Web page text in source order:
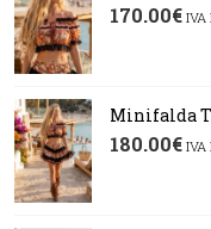
170.00€ IVA
Minifalda
180.00€ IVA